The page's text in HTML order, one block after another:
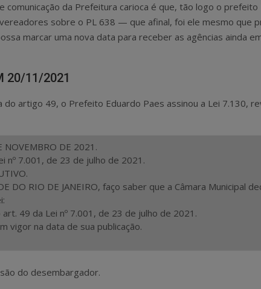
comunicação da Prefeitura carioca é que, tão logo o prefeito
sobre o PL 638 — que afinal, foi ele mesmo que
marcar uma nova data para receber as agências ainda
20/11/2021
do artigo 49, o Prefeito Eduardo Paes assinou a Lei 7.130,
NOVEMBRO DE 2021.
nº 7.001, de 23 de julho de 2021.
DO RIO DE JANEIRO, faço saber que a Câmara Municipal
49 da Lei nº 7.001, de 23 de julho de 2021.
vigor na data de sua publicação.
do desembargador.